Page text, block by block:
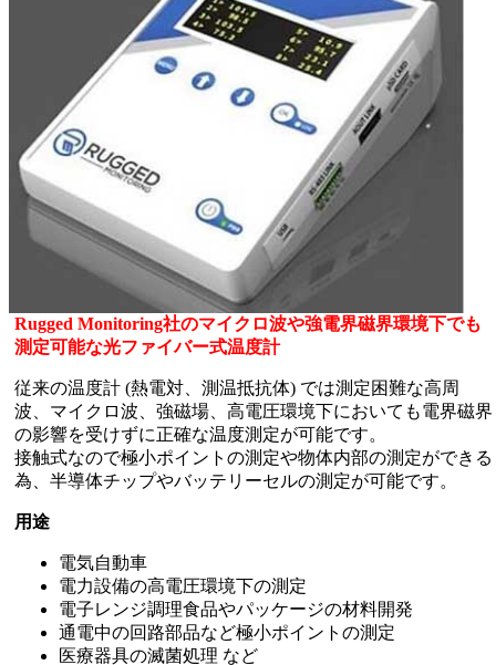
Rugged Monitoring社のマイクロ波や強電界磁界環境下でも
測定可能な光ファイバー式温度計
従来の温度計 (熱電対、測温抵抗体) では測定困難な高周
波、マイクロ波、強磁場、高電圧環境下においても電界磁界
の影響を受けずに正確な温度測定が可能です。
接触式なので極小ポイントの測定や物体内部の測定ができる
為、半導体チップやバッテリーセルの測定が可能です。
用途
電気自動車
電力設備の高電圧環境下の測定
電子レンジ調理食品やパッケージの材料開発
通電中の回路部品など極小ポイントの測定
医療器具の滅菌処理 など